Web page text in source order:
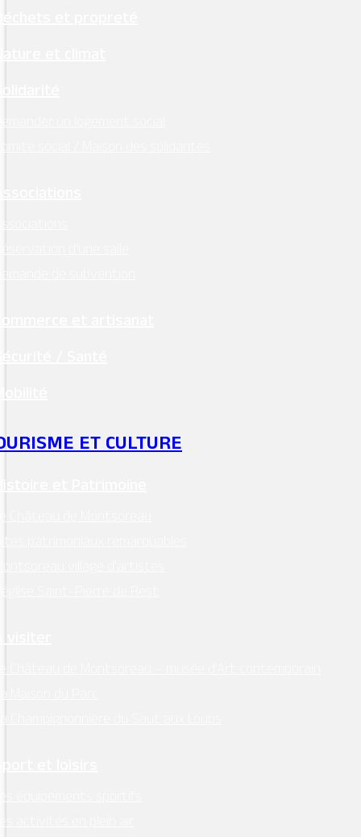
et propreté
et climat
un logement social
social / Maison des solidarités
d’une salle
de subvention
et artisanat
/ Santé
ET CULTURE
et Patrimoine
Château de Montsoreau
patrimoniaux remarquables
village d’artistes
Saint-Pierre de Rest
visiter
Château de Montsoreau – musée d’Art contemporain
Maison du Parc
Champignonnière du Saut aux Loups
et loisirs
équipements sportifs
activités en plein air